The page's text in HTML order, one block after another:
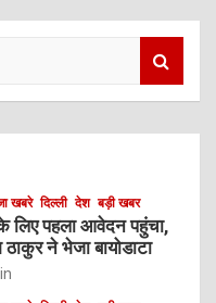
खबरे दिल्ली देश बड़ी खबर
लिए पहला आवेदन पहुंचा,
ने भेजा बायोडाटा